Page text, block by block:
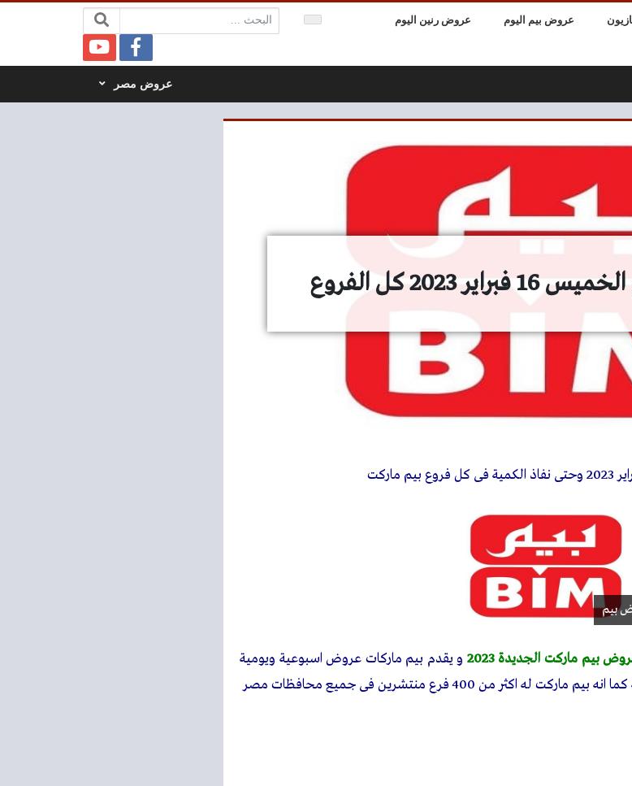
عروض بيم اليوم عروض رنين اليوم البحث:
عروض مصر
2023 كل الفروع
بيم
بيم ماركت الجديدة 2023
و يقدم بيم ماركات عروض اسبوعية ويومية
من 400 فرع منتشرين فى جميع محافظات مصر